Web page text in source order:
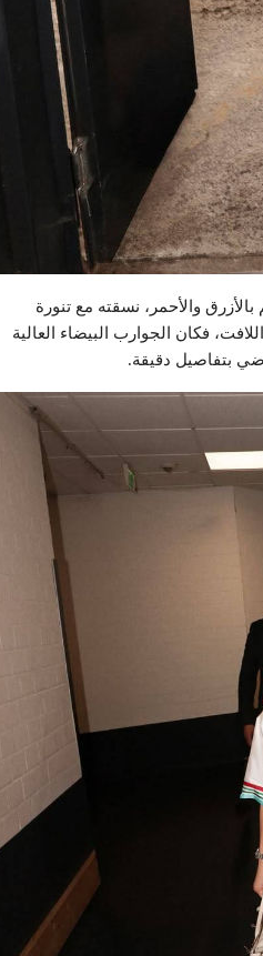
والأحمر، نسقته مع تنورة
فكان الجوارب البيضاء العالية
بتفاصيل دقيقة.